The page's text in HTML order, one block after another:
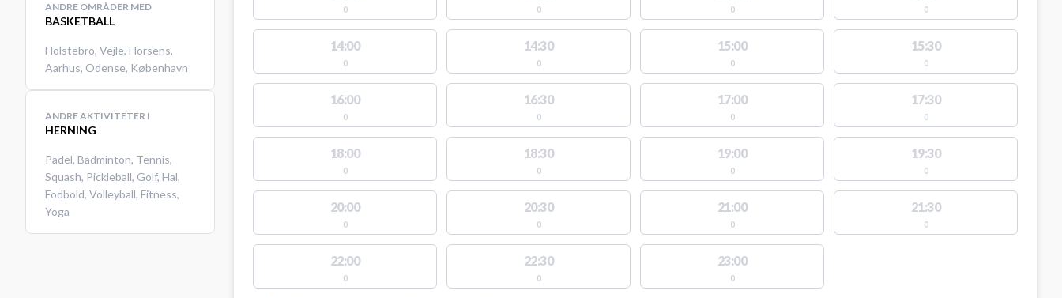
ANDRE OMRÅDER MED
BASKETBALL
Holstebro, Vejle, Horsens,
Aarhus, Odense, København
ANDRE AKTIVITETER I
HERNING
Padel, Badminton, Tennis,
Squash, Pickleball, Golf, Hal,
Fodbold, Volleyball, Fitness,
Yoga
0 0 0 0
14:00
0
14:30
0
15:00
0
15:30
0
16:00
0
16:30
0
17:00
0
17:30
0
18:00
0
18:30
0
19:00
0
19:30
0
20:00
0
20:30
0
21:00
0
21:30
0
22:00
0
22:30
0
23:00
0